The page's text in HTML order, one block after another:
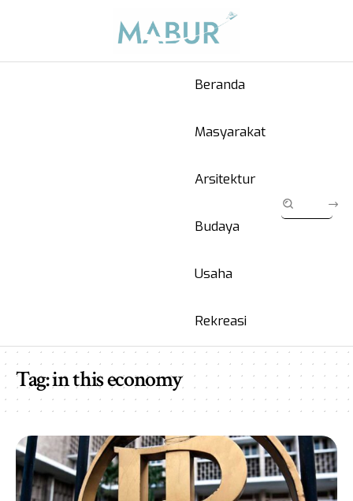
Beranda
Masyarakat
Arsitektur
Budaya
Usaha
Rekreasi
Tag:in this economy